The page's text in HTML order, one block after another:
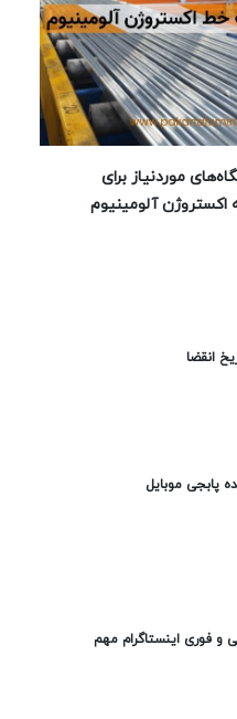
موردنیاز برای
اکستروژن آلومینیوم
انقضا
پابجی موبایل
و فوری اینستاگرام مهم